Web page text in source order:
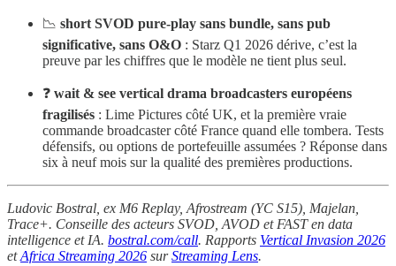
📉 short SVOD pure-play sans bundle, sans pub
significative, sans O&O : Starz Q1 2026 dérive, c’est la
preuve par les chiffres que le modèle ne tient plus seul.
❓ wait & see vertical drama broadcasters européens
fragilisés : Lime Pictures côté UK, et la première vraie
commande broadcaster côté France quand elle tombera. Tests
défensifs, ou options de portefeuille assumées ? Réponse dans
six à neuf mois sur la qualité des premières productions.
Ludovic Bostral, ex M6 Replay, Afrostream (YC S15), Majelan,
Trace+. Conseille des acteurs SVOD, AVOD et FAST en data
intelligence et IA. bostral.com/call. Rapports Vertical Invasion 2026
etAfrica Streaming 2026 surStreaming Lens.